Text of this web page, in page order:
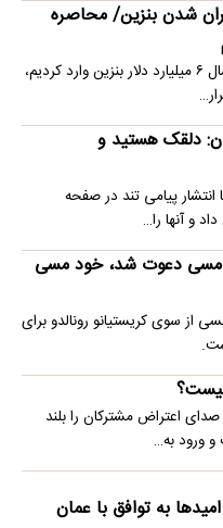
شدن بنزین/ محاصره
مسعود پزشکیان گفت: دلار کم شده و پارسال ۶ میلیارد دلار بنزین وارد کردیم،
دلقک هستید و
انتشار پیامی تند در صفحه
و آنها را…
مسی دعوت شد، خود مسی
از سوی کریستیانو رونالدو برای
اعتراض مشترکان را بلند
و ورود به…
به توافق با عمان